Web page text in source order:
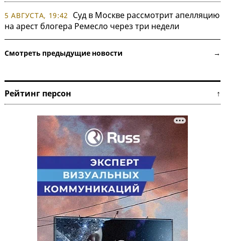
5 АВГУСТА, 19:42
Суд в Москве рассмотрит апелляцию
на арест блогера Ремесло через три недели
Смотреть предыдущие новости →
Рейтинг персон ↑